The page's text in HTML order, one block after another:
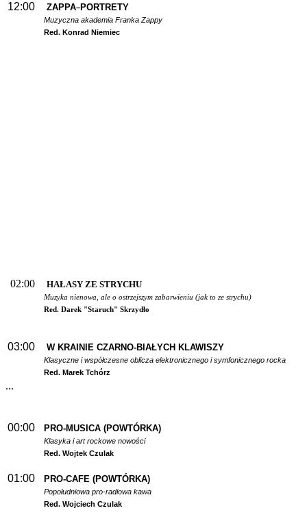
12:00 ZAPPA–PORTRETY
Muzyczna akademia Franka Zappy
Red. Konrad Niemiec
02:00 HAŁASY ZE STRYCHU
Muzyka nienowa, ale o ostrzejszym zabarwieniu (jak to ze strychu)
Red. Darek "Staruch" Skrzydło
03:00 W KRAINIE CZARNO-BIAŁYCH KLAWISZY
Klasyczne i współczesne oblicza elektronicznego i symfonicznego rocka
Red. Marek Tchórz
...
00:00 PRO-MUSICA (POWTÓRKA)
Klasyka i art rockowe nowości
Red. Wojtek Czulak
01:00 PRO-CAFE (POWTÓRKA)
Popołudniowa pro-radiowa kawa
Red. Wojciech Czulak